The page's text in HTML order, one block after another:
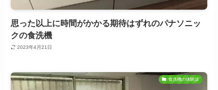
思った以上に時間がかかる期待はずれのパナソニッ
クの食洗機
2023年4月21日
食洗機の体験談